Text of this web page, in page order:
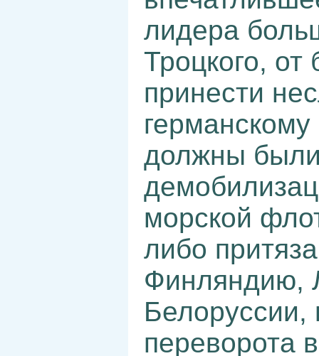
лидера
Троцкого,
принести
должны
морской
либо
Финляндию,
Белоруссии,
переворота